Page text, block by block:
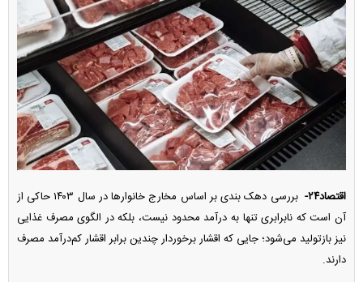
اقتصاد۲۴-
بررسی دهک بندی بر اساس مخارج خانوار‌ها در سال ۱۴۰۳ حاکی از
آن است که نابرابری تنها به درآمد محدود نیست، بلکه در الگوی مصرف غذایی
نیز بازتولید می‌شود؛ جایی که اقشار برخوردار چندین برابر اقشار کم‌درآمد مصرف
دارند.